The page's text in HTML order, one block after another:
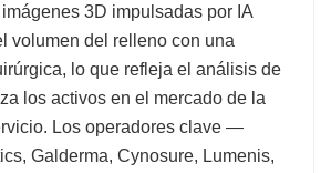
3D impulsadas por IA
volumen del relleno con una
lo que refleja el análisis de
los activos en el mercado de la
Los operadores clave —
Galderma, Cynosure, Lumenis,